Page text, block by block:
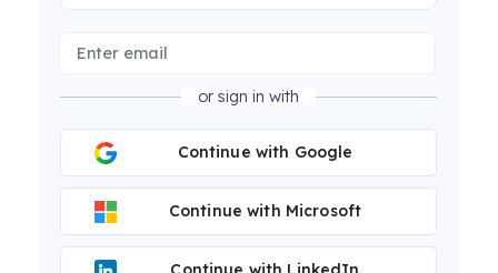
or sign in with
Continue with Google
Continue with Microsoft